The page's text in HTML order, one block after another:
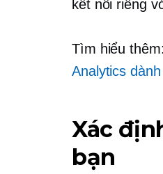
kết nối riêng
Tìm hiểu thêm:
Analytics
Xác
bạn